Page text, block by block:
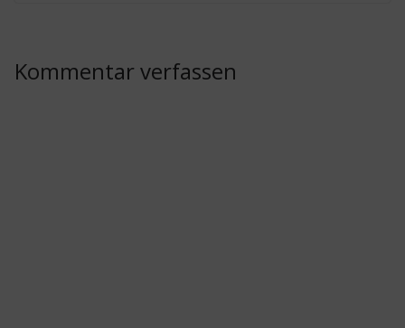
Kommentar verfassen